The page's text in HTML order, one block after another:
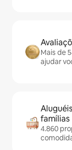
Mais de
ajudar
famílias
4.860